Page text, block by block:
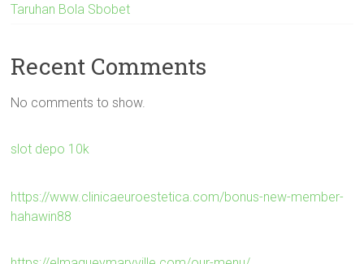
Taruhan Bola Sbobet
Recent Comments
No comments to show.
slot depo 10k
https://www.clinicaeuroestetica.com/bonus-new-member-
hahawin88